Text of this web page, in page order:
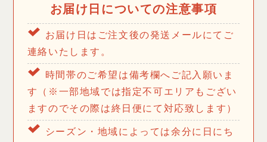
お届け日についての注意事項
お届け日はご注文後の発送メールにてご
連絡いたします。
時間帯のご希望は備考欄へご記入願いま
す（※一部地域では指定不可エリアもござい
ますのでその際は終日便にて対応致します）
シーズン・地域によっては余分に日にち